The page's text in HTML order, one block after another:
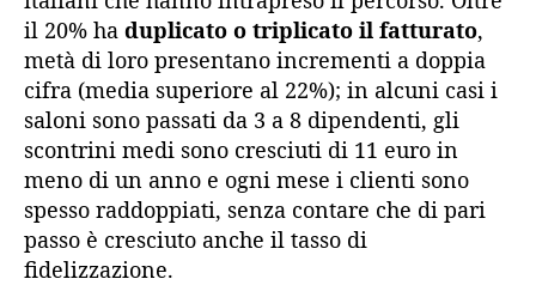
il 20% ha duplicato o triplicato il fatturato,
metà di loro presentano incrementi a doppia
cifra (media superiore al 22%); in alcuni casi i
saloni sono passati da 3 a 8 dipendenti, gli
scontrini medi sono cresciuti di 11 euro in
meno di un anno e ogni mese i clienti sono
spesso raddoppiati, senza contare che di pari
passo è cresciuto anche il tasso di
fidelizzazione.